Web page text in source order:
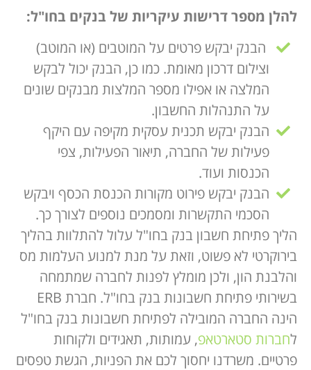
להלן מספר דרישות עיקריות של בנקים בחו"ל:
הבנק יבקש פרטים על המוטבים (או המוטב)
וצילום דרכון מאומת. כמו כן, הבנק יכול לבקש
המלצה או אפילו מספר המלצות מבנקים שונים
על התנהלות החשבון.
הבנק יבקש תכנית עסקית מקיפה עם היקף
פעילות של החברה, תיאור הפעילות, צפי
הכנסות ועוד.
הבנק יבקש פירוט מקורות הכנסת הכסף ויבקש
הסכמי התקשרות ומסמכים נוספים לצורך כך.
הליך פתיחת חשבון בנק בחו"ל עלול להתלוות בהליך
בירוקרטי לא פשוט, וזאת על מנת למנוע העלמות מס
והלבנת הון, ולכן מומלץ לפנות לחברה שמתמחה
בשירותי פתיחת חשבונות בנק בחו"ל. חברת ERB
הינה החברה המובילה לפתיחת חשבונות בנק בחו"ל
לחברות סטארטאפ, עמותות, תאגידים ולקוחות
פרטיים. משרדנו יחסוך לכם את הפניות, הגשת טפסים